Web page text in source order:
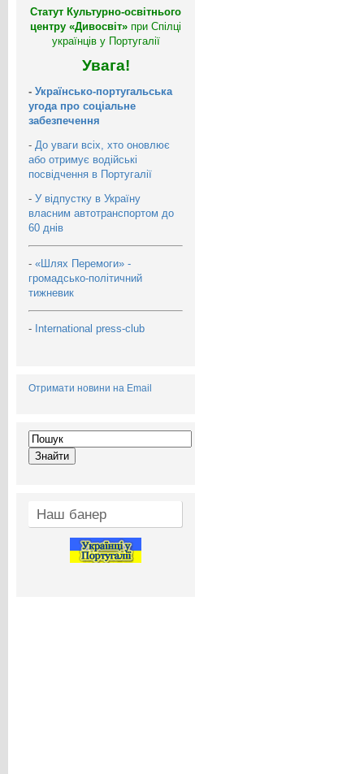
Статут Культурно-освітнього
центру «Дивосвіт» при Спілці
українців у Португалії
Увага!
- Українсько-португальська
угода про соціальне
забезпечення
- До уваги всіх, хто оновлює
або отримує водійські
посвідчення в Португалії
- У відпустку в Україну
власним автотранспортом до
60 днів
- «Шлях Перемоги» -
громадсько-політичний
тижневик
- International press-club
Отримати новини на Email
Наш банер